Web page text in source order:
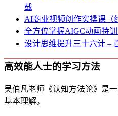
载
AI商业视频创作实操课（
全方位掌握AIGC动画特
设计思维提升三十六计 –
高效能人士的学习方法
吴伯凡老师《认知方法论》是
基本理解。